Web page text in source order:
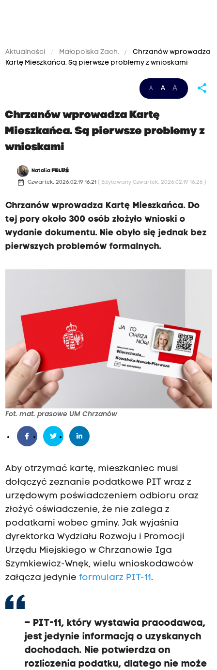
Aktualności Małopolska Zach.
Chrzanów wprowadza
Kartę Mieszkańca. Są pierwsze problemy z wnioskami
A A A share
Chrzanów wprowadza Kartę
Mieszkańca. Są pierwsze problemy z
wnioskami
Natalia FELUŚ
date_range Czwartek, 2026.02.19 16:21 ( Edytowany Czwartek, 2026.02.19 16:26 )
Chrzanów wprowadza Kartę Mieszkańca. Do
tej pory około 300 osób złożyło wnioski o
wydanie dokumentu. Nie obyło się jednak bez
pierwszych problemów formalnych.
Fot. mat. prasowe UM Chrzanów
Aby otrzymać kartę, mieszkaniec musi
dołączyć zeznanie podatkowe PIT wraz z
urzędowym poświadczeniem odbioru oraz
złożyć oświadczenie, że nie zalega z
podatkami wobec gminy. Jak wyjaśnia
dyrektorka Wydziału Rozwoju i Promocji
Urzędu Miejskiego w Chrzanowie Iga
Szymkiewicz-Wnęk, wielu wnioskodawców
załącza jedynie formularz PIT-11.
– PIT-11, który wystawia pracodawca,
jest jedynie informacją o uzyskanych
dochodach. Nie potwierdza on
rozliczenia podatku, dlatego nie może